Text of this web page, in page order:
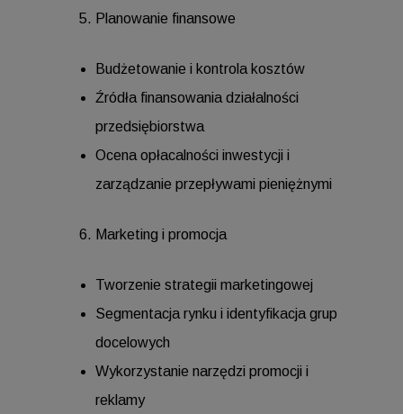
Planowanie finansowe
Budżetowanie i kontrola kosztów
Źródła finansowania działalności
przedsiębiorstwa
Ocena opłacalności inwestycji i
zarządzanie przepływami pieniężnymi
Marketing i promocja
Tworzenie strategii marketingowej
Segmentacja rynku i identyfikacja grup
docelowych
Wykorzystanie narzędzi promocji i
reklamy